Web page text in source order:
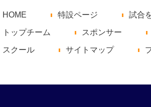
HOME 特設ページ 試合
トップチーム スポンサー
スクール サイトマップ